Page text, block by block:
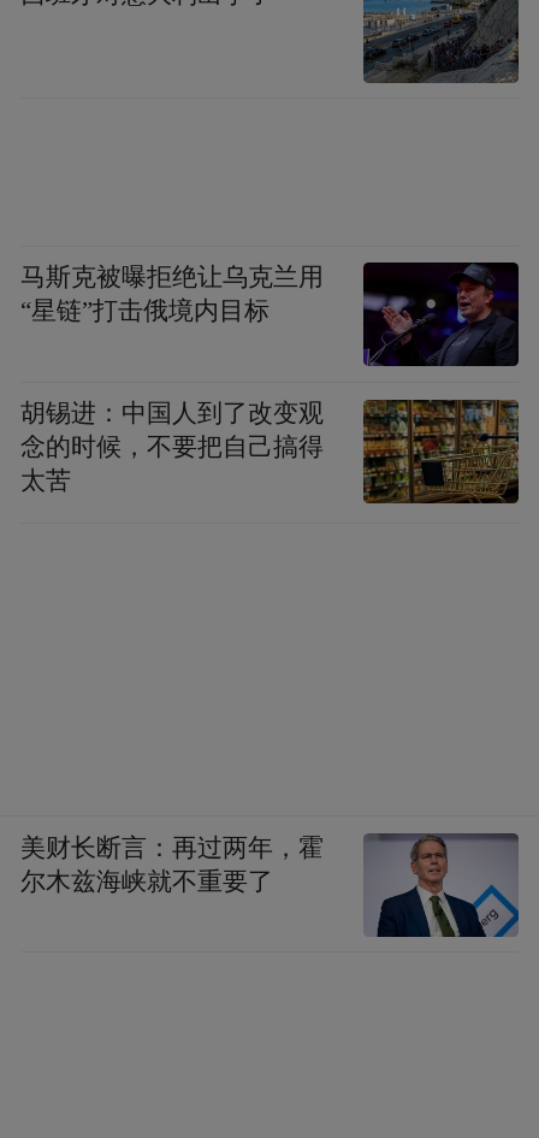
马斯克被曝拒绝让乌克兰用
“星链”打击俄境内目标
胡锡进：中国人到了改变观
念的时候，不要把自己搞得
太苦
美财长断言：再过两年，霍
尔木兹海峡就不重要了